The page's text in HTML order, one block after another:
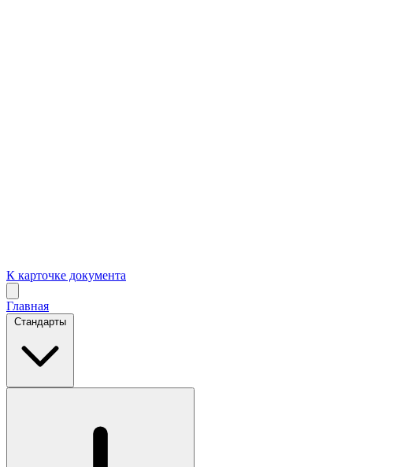
К карточке документа
Главная
Стандарты